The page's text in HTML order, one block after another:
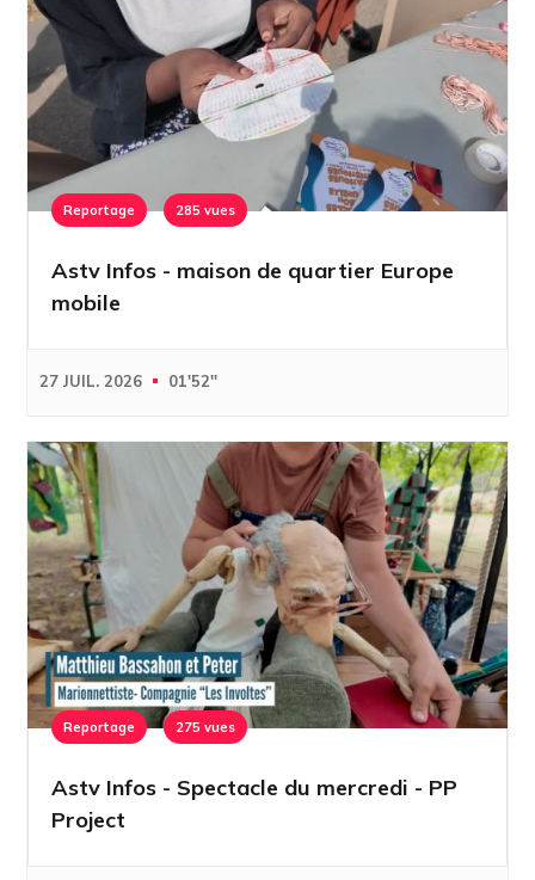
Reportage 285 vues
Astv Infos - maison de quartier Europe
mobile
27 JUIL. 2026 01'52''
Reportage 275 vues
Astv Infos - Spectacle du mercredi - PP
Project